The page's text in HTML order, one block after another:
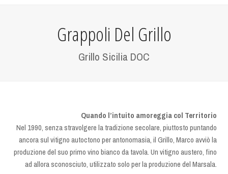
Grappoli Del Grillo
Grillo Sicilia DOC
Quando l’intuito amoreggia col Territorio
Nel 1990, senza stravolgere la tradizione secolare, piuttosto puntando
ancora sul vitigno autoctono per antonomasia, il Grillo, Marco avviò la
produzione del suo primo vino bianco da tavola. Un vitigno austero, fino
ad allora sconosciuto, utilizzato solo per la produzione del Marsala.